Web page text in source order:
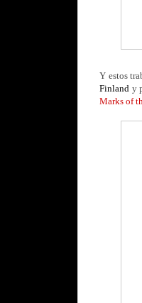
Y estos
Finland y
Marks of